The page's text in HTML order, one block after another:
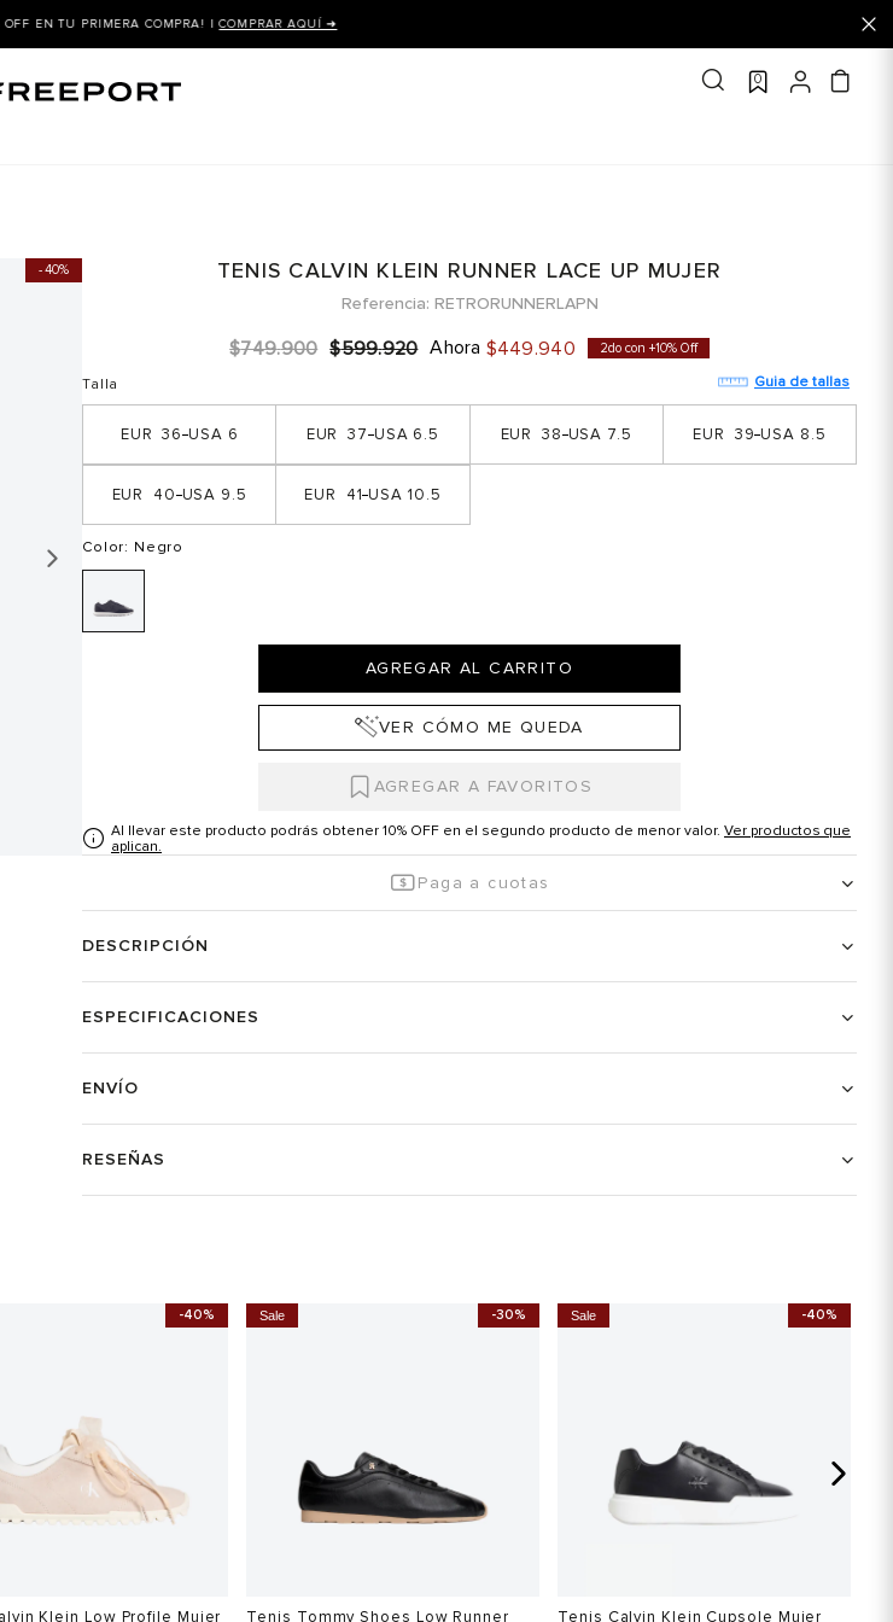
OFF EN TU PRIMERA COMPRA! |COMPRAR AQUÍ ➜
0
40% TENIS CALVIN KLEIN RUNNER LACE UP MUJER
Referencia RETRORUNNERLAPN
$749.900 $599.920 Ahora $449.940 2do con +10% Off
Talla Guia de tallas
6
36 6.5
37 7.5
38 8.5
39
9.5
40 10.5
41
Color: Negro
AGREGAR AL CARRITO
VER CÓMO ME QUEDA
Al llevar este producto podrás obtener 10% OFF en el segundo producto de menor valor. Ver productos que
aplican.
Paga a cuotas
DESCRIPCIÓN
ESPECIFICACIONES
ENVÍO
RESEÑAS
-40%
Klein Low Profile Mujer
-30%
Sale
Tenis Tommy Shoes Low Runner
-40%
Sale
Tenis Calvin Klein Cupsole Mujer